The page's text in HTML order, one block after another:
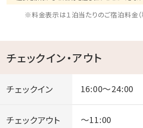
※料金表示は１泊当たりのご宿泊料金（
チェックイン・アウト
チェックイン 16:00～24:00
チェックアウト ～11:00